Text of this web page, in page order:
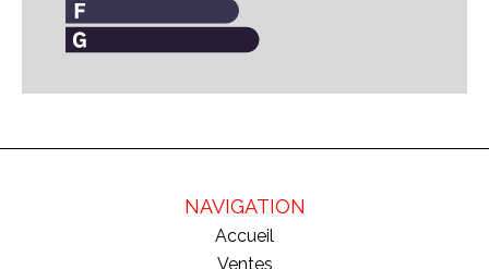
NAVIGATION
Accueil
Ventes